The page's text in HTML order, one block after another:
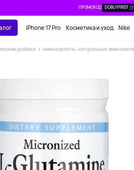
ПРОМОКОД DOBUYFIRST
iPhone 17 Pro Косметика и уход Nike
добавки Аминокислоты, натуральные